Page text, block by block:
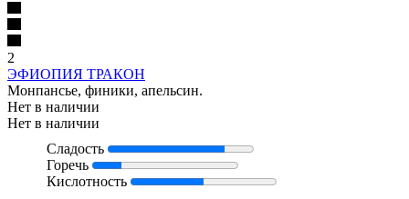
2
ЭФИОПИЯ ТРАКОН
Монпансье, финики, апельсин.
Нет в наличии
Нет в наличии
Сладость
Горечь
Кислотность